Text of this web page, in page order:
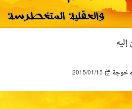
خوجة 2015/01/15